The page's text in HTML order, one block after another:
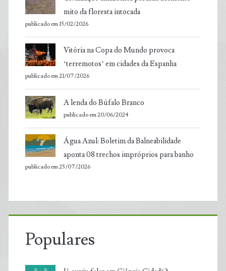
mito da floresta intocada
publicado em 15/02/2026
Vitória na Copa do Mundo provoca
‘terremotos’ em cidades da Espanha
publicado em 21/07/2026
A lenda do Búfalo Branco
publicado em 20/06/2024
Água Azul: Boletim da Balneabilidade
aponta 08 trechos impróprios para banho
publicado em 25/07/2026
Populares